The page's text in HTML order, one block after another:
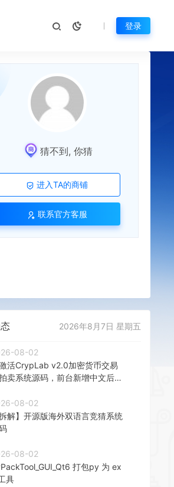
登录
猜不到, 你猜
进入TA的商铺
联系官方客服
2026年8月7日 星期五
08-02
活CrypLab v2.0加密货币交易
卖系统源码，前台新增中文后台
08-02
拆解】开源版海外双语言竞猜系统
08-02
打包py 为 ex
具